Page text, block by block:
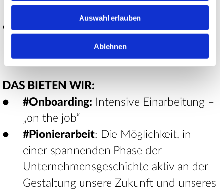
Auswahl erlauben
Ablehnen
Atemschutzgeräteträger nach G26/3
DAS BIETEN WIR:
#Onboarding: Intensive Einarbeitung –
„on the job“
#Pionierarbeit: Die Möglichkeit, in
einer spannenden Phase der
Unternehmensgeschichte aktiv an der
Gestaltung unsere Zukunft und unseres